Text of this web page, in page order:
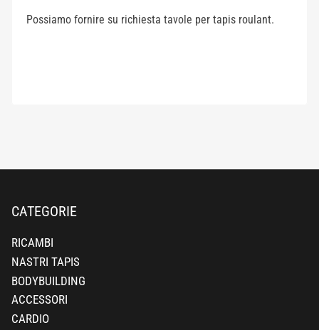
Possiamo fornire su richiesta tavole per tapis roulant.
CATEGORIE
RICAMBI
NASTRI TAPIS
BODYBUILDING
ACCESSORI
CARDIO